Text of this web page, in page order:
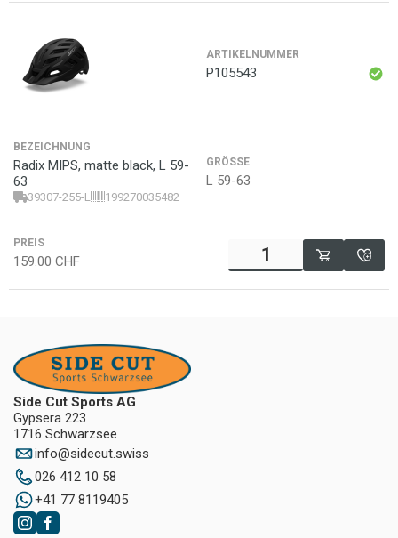
ARTIKELNUMMER
P105543
BEZEICHNUNG
Radix MIPS, matte black, L 59-
63
39307-255-L 199270035482
GRÖSSE
L 59-63
PREIS
159.00 CHF
Side Cut Sports AG
Gypsera 223
1716 Schwarzsee
info@sidecut.swiss
026 412 10 58
+41 77 8119405